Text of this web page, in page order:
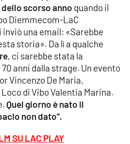
dello scorso anno quando il
Diemmecom-LaC
una email: «Sarebbe
storia». Da lì a qualche
, ci sarebbe stata la
anni dalla strage. Un evento
Vincenzo De Maria,
di Vibo Valentia Marina.
Quel giorno è nato il
non dato”.
SU LAC PLAY